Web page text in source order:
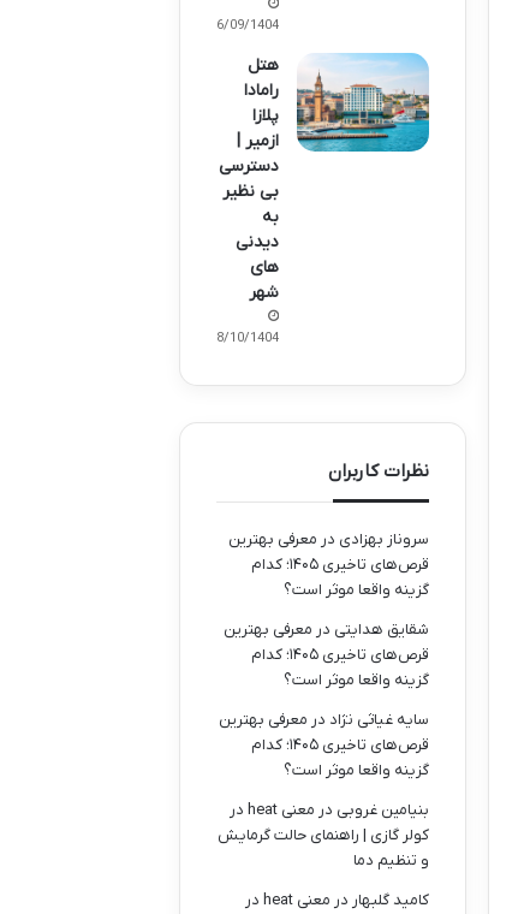
16/09/1404
هتل
رامادا
پلازا
ازمیر |
دسترسی
بی نظیر
به
دیدنی
های
شهر
08/10/1404
نظرات کاربران
سروناز بهزادی در معرفی بهترین
قرص‌های تاخیری ۱۴۰۵؛ کدام
گزینه واقعا موثر است؟
شقایق هدایتی در معرفی بهترین
قرص‌های تاخیری ۱۴۰۵؛ کدام
گزینه واقعا موثر است؟
سایه غیاثی نژاد در معرفی بهترین
قرص‌های تاخیری ۱۴۰۵؛ کدام
گزینه واقعا موثر است؟
بنیامین غروبی در
معنی heat در
کولر گازی | راهنمای حالت گرمایش
و تنظیم دما
کامید گلبهار در معنی heat در